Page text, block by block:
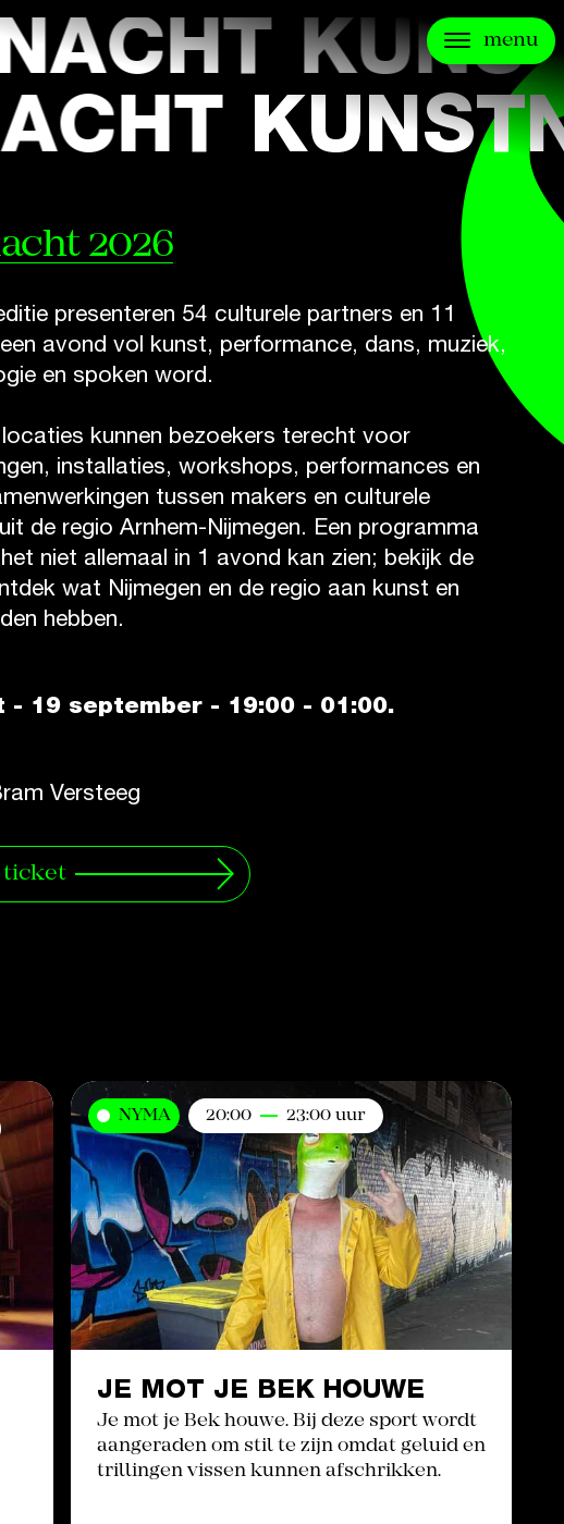
2026
presenteren 54 culturele partners en 11
avond vol kunst, performance, dans, muziek,
en spoken word.
kunnen bezoekers terecht voor
installaties, workshops, performances en
tussen makers en culturele
de regio Arnhem-Nijmegen. Een programma
niet allemaal in 1 avond kan zien; bekijk de
wat Nijmegen en de regio aan kunst en
hebben.
- 19 september - 19:00 - 01:00.
Versteeg
ticket
NYMA 20:00 23:00 uur
JE MOT JE BEK HOUWE
Je mot je Bek houwe. Bij deze sport wordt
aangeraden om stil te zijn omdat geluid en
trillingen vissen kunnen afschrikken.
menu